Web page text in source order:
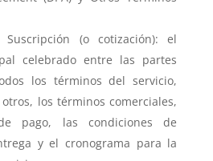
Suscripción (o cotización): el
celebrado entre las partes
los términos del servicio,
los términos comerciales,
pago, las condiciones de
y el cronograma para la